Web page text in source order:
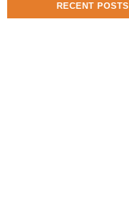
RECENT POSTS